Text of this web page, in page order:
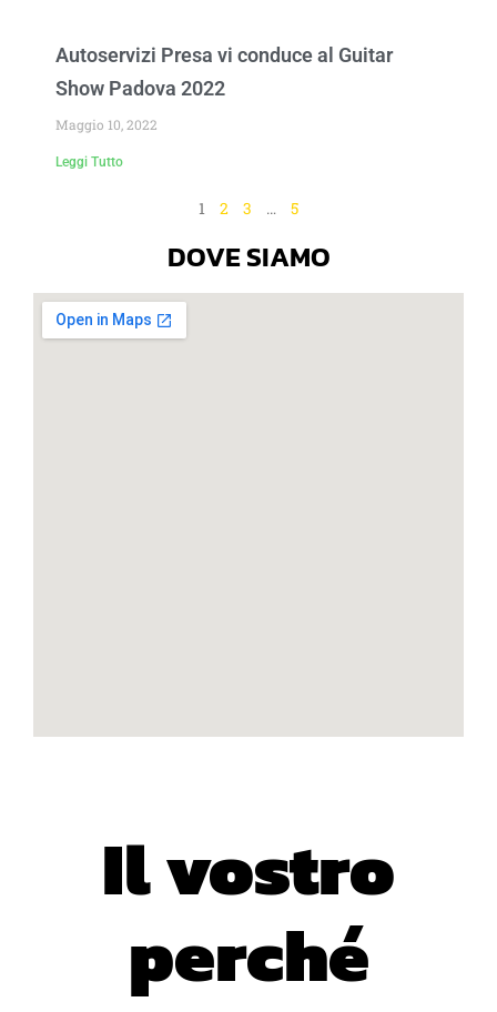
Autoservizi Presa vi conduce al Guitar
Show Padova 2022
Maggio 10, 2022
Leggi Tutto
1 2 3 … 5
DOVE SIAMO
Il vostro
perché